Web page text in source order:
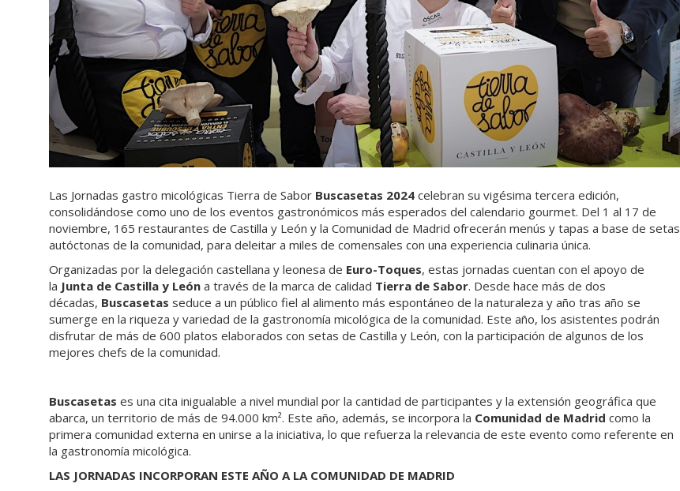
Las Jornadas gastro micológicas Tierra de Sabor Buscasetas 2024 celebran su vigésima tercera edición,
consolidándose como uno de los eventos gastronómicos más esperados del calendario gourmet. Del 1 al 17 de
noviembre, 165 restaurantes de Castilla y León y la Comunidad de Madrid ofrecerán menús y tapas a base de setas
autóctonas de la comunidad, para deleitar a miles de comensales con una experiencia culinaria única.
Organizadas por la delegación castellana y leonesa de Euro-Toques, estas jornadas cuentan con el apoyo de
la Junta de Castilla y León a través de la marca de calidad Tierra de Sabor. Desde hace más de dos
décadas, Buscasetas seduce a un público fiel al alimento más espontáneo de la naturaleza y año tras año se
sumerge en la riqueza y variedad de la gastronomía micológica de la comunidad. Este año, los asistentes podrán
disfrutar de más de 600 platos elaborados con setas de Castilla y León, con la participación de algunos de los
mejores chefs de la comunidad.
Buscasetas es una cita inigualable a nivel mundial por la cantidad de participantes y la extensión geográfica que
abarca, un territorio de más de 94.000 km². Este año, además, se incorpora la Comunidad de Madrid como la
primera comunidad externa en unirse a la iniciativa, lo que refuerza la relevancia de este evento como referente en
la gastronomía micológica.
LAS JORNADAS INCORPORAN ESTE AÑO A LA COMUNIDAD DE MADRID